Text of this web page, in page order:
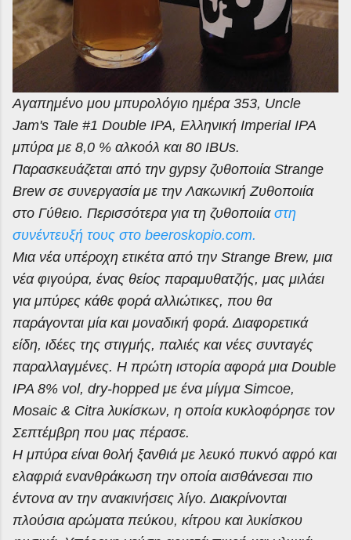
Αγαπημένο μου μπυρολόγιο ημέρα 353, Uncle
Jam's Tale #1 Double IPA, Ελληνική Imperial IPA
μπύρα με 8,0 % αλκοόλ και 80 IBUs.
Παρασκευάζεται από την gypsy ζυθοποιία Strange
Brew σε συνεργασία με την Λακωνική Ζυθοποιία
στο Γύθειο. Περισσότερα για τη ζυθοποιία στη
συνέντευξή τους στο beeroskopio.com.
Μια νέα υπέροχη ετικέτα από την Strange Brew, μια
νέα φιγούρα, ένας θείος παραμυθατζής, μας μιλάει
για μπύρες κάθε φορά αλλιώτικες, που θα
παράγονται μία και μοναδική φορά. Διαφορετικά
είδη, ιδέες της στιγμής, παλιές και νέες συνταγές
παραλλαγμένες. Η πρώτη ιστορία αφορά μια Double
IPA 8% vol, dry-hopped με ένα μίγμα Simcoe,
Mosaic & Citra λυκίσκων, η οποία κυκλοφόρησε τον
Σεπτέμβρη που μας πέρασε.
Η μπύρα είναι θολή ξανθιά με λευκό πυκνό αφρό και
ελαφριά ενανθράκωση την οποία αισθάνεσαι πιο
έντονα αν την ανακινήσεις λίγο. Διακρίνονται
πλούσια αρώματα πεύκου, κίτρου και λυκίσκου